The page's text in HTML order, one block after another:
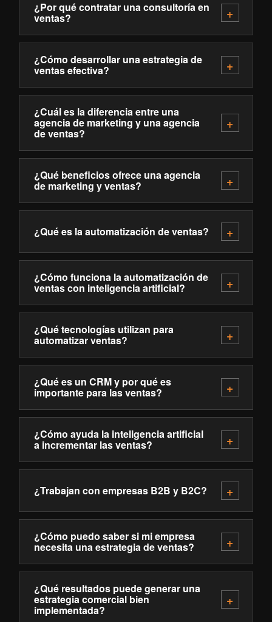
¿Por qué contratar una consultoría en
ventas?
¿Cómo desarrollar una estrategia de
ventas efectiva?
¿Cuál es la diferencia entre una
agencia de marketing y una agencia
de ventas?
¿Qué beneficios ofrece una agencia
de marketing y ventas?
¿Qué es la automatización de ventas?
¿Cómo funciona la automatización de
ventas con inteligencia artificial?
¿Qué tecnologías utilizan para
automatizar ventas?
¿Qué es un CRM y por qué es
importante para las ventas?
¿Cómo ayuda la inteligencia artificial
a incrementar las ventas?
¿Trabajan con empresas B2B y B2C?
¿Cómo puedo saber si mi empresa
necesita una estrategia de ventas?
¿Qué resultados puede generar una
estrategia comercial bien
implementada?